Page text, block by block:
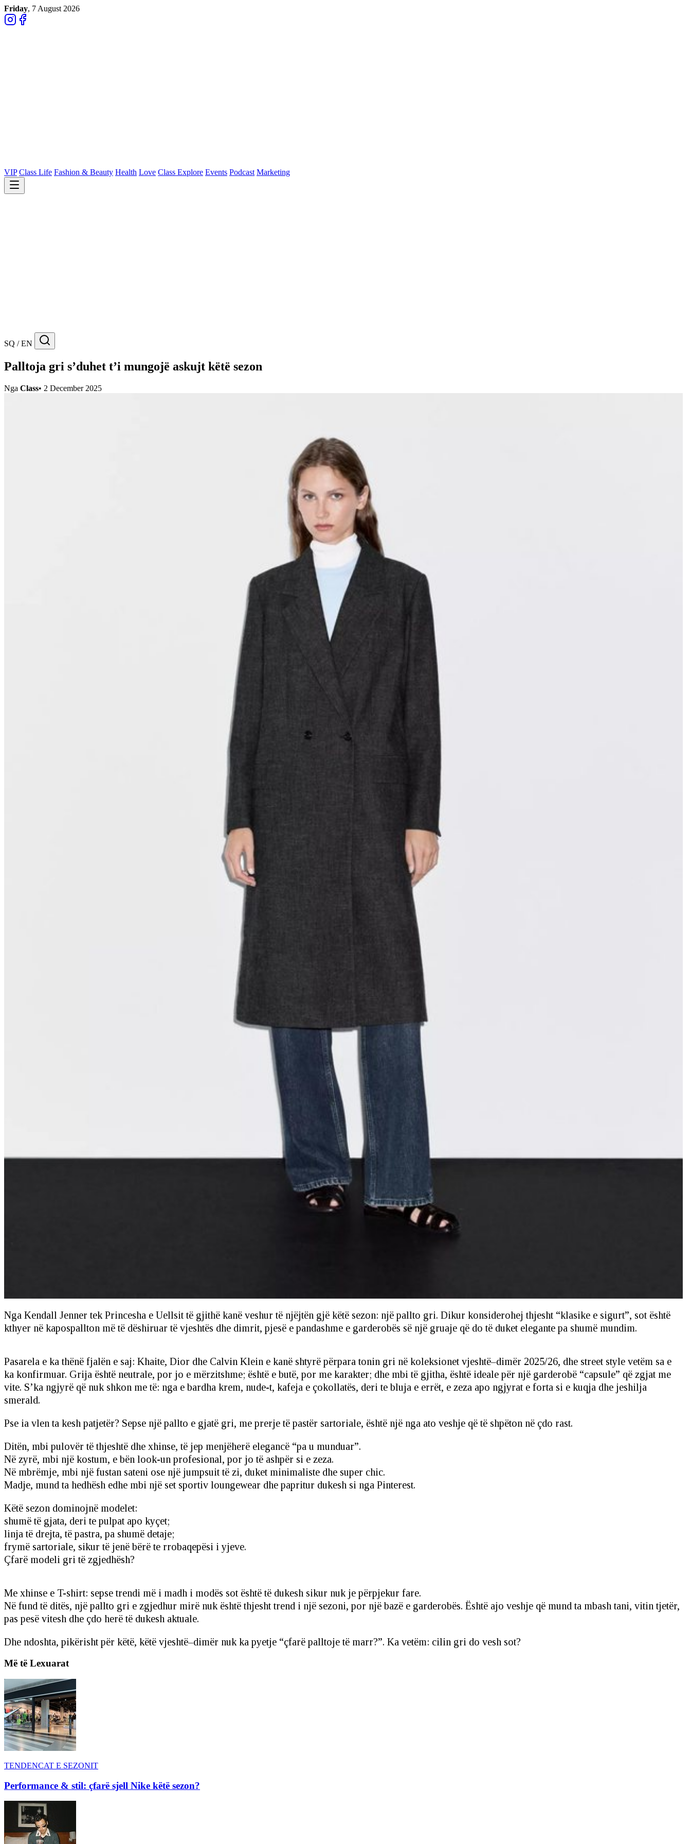
Friday, 7 August 2026
VIP Class Life Fashion & Beauty Health Love Class Explore Events Podcast Marketing
SQ / EN
Palltoja gri s’duhet t’i mungojë askujt këtë sezon
Nga Class• 2 December 2025
Nga Kendall Jenner tek Princesha e Uellsit të gjithë kanë veshur të njëjtën gjë këtë sezon: një pallto gri. Dikur konsiderohej thjesht “klasike e sigurt”, sot është
kthyer në kapospallton më të dëshiruar të vjeshtës dhe dimrit, pjesë e pandashme e garderobës së një gruaje që do të duket elegante pa shumë mundim.
Pasarela e ka thënë fjalën e saj: Khaite, Dior dhe Calvin Klein e kanë shtyrë përpara tonin gri në koleksionet vjeshtë–dimër 2025/26, dhe street style vetëm sa e
ka konfirmuar. Grija është neutrale, por jo e mërzitshme; është e butë, por me karakter; dhe mbi të gjitha, është ideale për një garderobë “capsule” që zgjat me
vite. S’ka ngjyrë që nuk shkon me të: nga e bardha krem, nude-t, kafeja e çokollatës, deri te bluja e errët, e zeza apo ngjyrat e forta si e kuqja dhe jeshilja
smerald.
Pse ia vlen ta kesh patjetër? Sepse një pallto e gjatë gri, me prerje të pastër sartoriale, është një nga ato veshje që të shpëton në çdo rast.
Ditën, mbi pulovër të thjeshtë dhe xhinse, të jep menjëherë elegancë “pa u munduar”.
Në zyrë, mbi një kostum, e bën look-un profesional, por jo të ashpër si e zeza.
Në mbrëmje, mbi një fustan sateni ose një jumpsuit të zi, duket minimaliste dhe super chic.
Madje, mund ta hedhësh edhe mbi një set sportiv loungewear dhe papritur dukesh si nga Pinterest.
Këtë sezon dominojnë modelet:
shumë të gjata, deri te pulpat apo kyçet;
linja të drejta, të pastra, pa shumë detaje;
frymë sartoriale, sikur të jenë bërë te rrobaqepësi i yjeve.
Çfarë modeli gri të zgjedhësh?
Me xhinse e T-shirt: sepse trendi më i madh i modës sot është të dukesh sikur nuk je përpjekur fare.
Në fund të ditës, një pallto gri e zgjedhur mirë nuk është thjesht trend i një sezoni, por një bazë e garderobës. Është ajo veshje që mund ta mbash tani, vitin tjetër,
pas pesë vitesh dhe çdo herë të dukesh aktuale.
Dhe ndoshta, pikërisht për këtë, këtë vjeshtë–dimër nuk ka pyetje “çfarë palltoje të marr?”. Ka vetëm: cilin gri do vesh sot?
Më të Lexuarat
TENDENCAT E SEZONIT
Performance & stil: çfarë sjell Nike këtë sezon?